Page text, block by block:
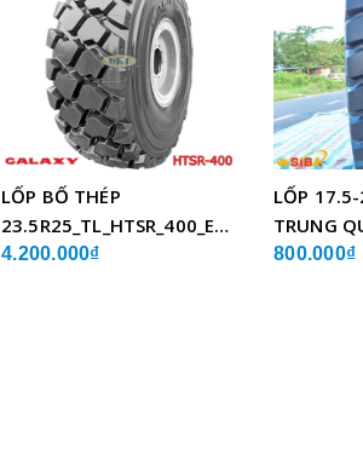
LỐP BỐ THÉP
23.5R25_TL_HTSR_400_E4/L4_GALAXY
ẤN ĐỘ
4.200.000₫
LỐP
TRUNG
800.000₫